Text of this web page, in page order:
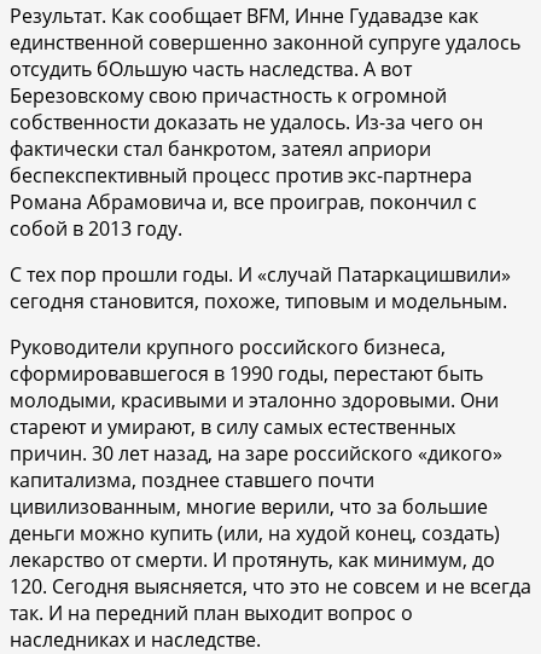
Результат. Как сообщает BFM, Инне Гудавадзе как
единственной совершенно законной супруге удалось
отсудить бОльшую часть наследства. А вот
Березовскому свою причастность к огромной
собственности доказать не удалось. Из-за чего он
фактически стал банкротом, затеял априори
беспекспективный процесс против экс-партнера
Романа Абрамовича и, все проиграв, покончил с
собой в 2013 году.
С тех пор прошли годы. И «случай Патаркацишвили»
сегодня становится, похоже, типовым и модельным.
Руководители крупного российского бизнеса,
сформировавшегося в 1990 годы, перестают быть
молодыми, красивыми и эталонно здоровыми. Они
стареют и умирают, в силу самых естественных
причин. 30 лет назад, на заре российского «дикого»
капитализма, позднее ставшего почти
цивилизованным, многие верили, что за большие
деньги можно купить (или, на худой конец, создать)
лекарство от смерти. И протянуть, как минимум, до
120. Сегодня выясняется, что это не совсем и не всегда
так. И на передний план выходит вопрос о
наследниках и наследстве.